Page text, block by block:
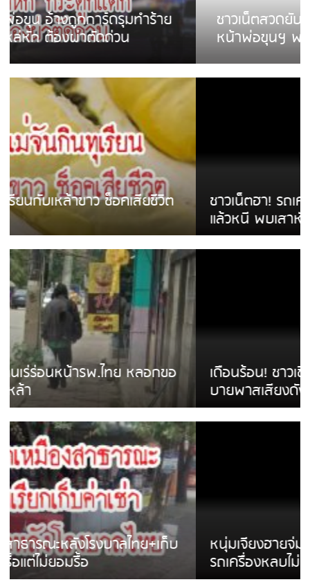
ชาวเน็ตสวดยับ! พบพม่าเร่ขายพวงมาลัย
หน้าพ่อขุนฯ พอไม่ซื้อเดินตาม
ชาวเน็ตฮา! รถเครื่องแม่สายชนป้ายร้านโลงศพ
แล้วหนี พบเสาหัก เบรคหัก หวิดได้ใช้บริการ
เดือนร้อน! ชาวเชียงรายบ่นรถ Isuzu สีขาวซิ่ง
บายพาสเสียงดังสร้างความรำคาญ
หนุ่มเจียงฮายจ่ม พบถังน้ำดื่มตกกลางถนน
รถเครื่องหลบไม่ทันล้มบาดเจ็บ